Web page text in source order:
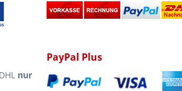
nur
PayPal Plus